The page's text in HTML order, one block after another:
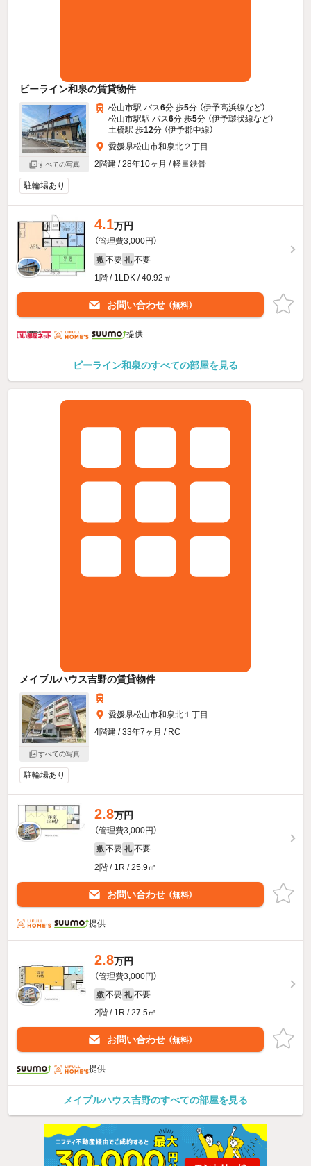
ビーライン和泉の賃貸物件
すべての写真
松山市駅 バス6分 歩5分 （伊予高浜線など）
松山市駅駅 バス6分 歩5分 （伊予環状線など）
土橋駅 歩12分 （伊予郡中線）
愛媛県松山市和泉北２丁目
2階建 / 28年10ヶ月 / 軽量鉄骨
駐輪場あり
4.1万円
（管理費3,000円）
敷 不要 礼 不要
1階 / 1LDK / 40.92㎡
お問い合わせ （無料）
提供
ビーライン和泉のすべての部屋を見る
メイプルハウス吉野の賃貸物件
すべての写真
愛媛県松山市和泉北１丁目
4階建 / 33年7ヶ月 / RC
駐輪場あり
2.8万円
（管理費3,000円）
敷 不要 礼 不要
2階 / 1R / 25.9㎡
お問い合わせ （無料）
提供
2.8万円
（管理費3,000円）
敷 不要 礼 不要
2階 / 1R / 27.5㎡
お問い合わせ （無料）
提供
メイプルハウス吉野のすべての部屋を見る